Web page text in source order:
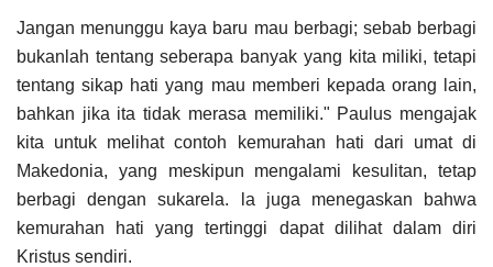
Jangan menunggu kaya baru mau berbagi; sebab berbagi
bukanlah tentang seberapa banyak yang kita miliki, tetapi
tentang sikap hati yang mau memberi kepada orang lain,
bahkan jika ita tidak merasa memiliki." Paulus mengajak
kita untuk melihat contoh kemurahan hati dari umat di
Makedonia, yang meskipun mengalami kesulitan, tetap
berbagi dengan sukarela. la juga menegaskan bahwa
kemurahan hati yang tertinggi dapat dilihat dalam diri
Kristus sendiri.